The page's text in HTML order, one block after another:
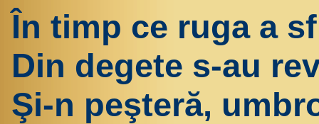
În timp ce ruga a
Din degete s-au
Şi-n peşteră,